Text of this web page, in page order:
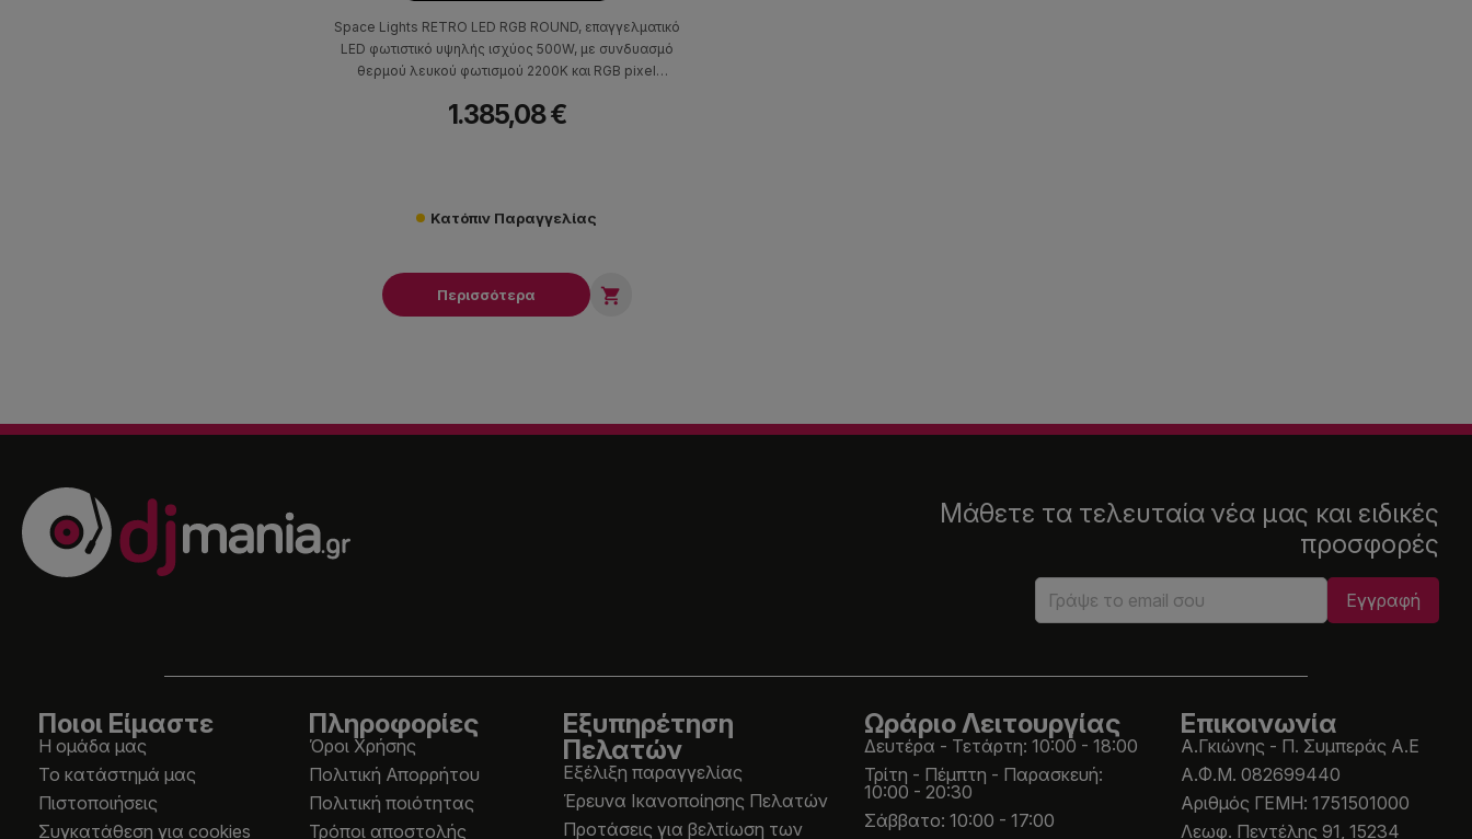
Space Lights RETRO LED RGB ROUND, επαγγελματικό
LED φωτιστικό υψηλής ισχύος 500W, με συνδυασμό
θερμού λευκού φωτισμού 2200K και RGB pixel
1.385,08 €
Κατόπιν Παραγγελίας
Περισσότερα 
Μάθετε τα τελευταία νέα μας και ειδικές
προσφορές
Ποιοι Είμαστε
Η ομάδα μας
Το κατάστημά μας
Πιστοποιήσεις
Συγκατάθεση για cookies
Πληροφορίες
Όροι Χρήσης
Πολιτική Απορρήτου
Πολιτική ποιότητας
Τρόποι αποστολής
Εξυπηρέτηση
Πελατών
Εξέλιξη παραγγελίας
Έρευνα Ικανοποίησης Πελατών
Προτάσεις για βελτίωση των
Ωράριο Λειτουργίας
Δευτέρα - Τετάρτη: 10:00 - 18:00
Τρίτη - Πέμπτη - Παρασκευή:
10:00 - 20:30
Σάββατο: 10:00 - 17:00
Επικοινωνία
Α.Γκιώνης - Π. Συμπεράς Α.Ε
Α.Φ.Μ. 082699440
Aριθμός ΓΕΜΗ: 1751501000
Λεωφ. Πεντέλης 91, 15234